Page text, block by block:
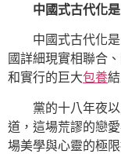
中國式古代化
中國式古代化
國詳細現實相聯合
和實行的巨大包養
黨的十八年夜
道，這場荒謬的戀
場美學與心靈的極